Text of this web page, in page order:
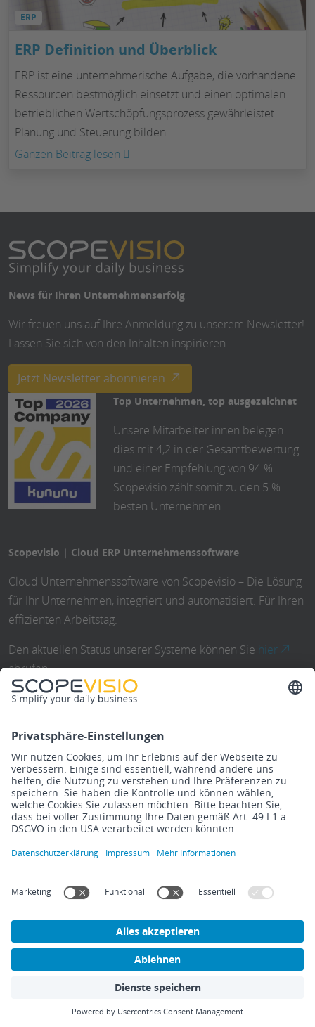
aus
Cloud
Schritt
ERP
ERP Definition und Überblick
ERP ist eine unternehmerische Aufgabe, die vorhandene
Ressourcen bestmöglich einsetzt und einen optimalen
betrieblichen Wertschöpfungsprozess gewährleistet.
Planung und Steuerung bilden…
Ganzen Beitrag lesen
und
News für Ihren Unternehmenserfolg
Wir freuen uns auf Ihre Anmeldung zu unserem Newsletter!
Lassen Sie sich von den Inhalten inspirieren.
Jetzt Newsletter abonnieren
Top Unternehmen, top ausgezeichnet
Unsere Mitarbeiter:innen belegen
dies mit 4,2 in der Gesamtbewertung
und einer Empfehlung von 94 %.
Scopevisio zählt somit zu den 5 %
besten Unternehmen.
Scopevisio | Cloud ERP Unternehmenssoftware
Cloud Unternehmenssoftware von Scopevisio – Die Lösung
für Ihr Unternehmen, integriert und automatisiert. Für Ihren
effizienten Arbeitstag.
Den aktuellen Status unserer Systeme können Sie hier
abrufen.
Den Status unserer C5-testierten Umgebung können Sie
hier
einsehen.
Scopevisio setzt sich für Ihre Datensicherheit ein
Scopevisio
Unternehmen
Software
Organisation
Finanzen
Vertrieb
Personal
Technik
Trust Center
OpenScope API